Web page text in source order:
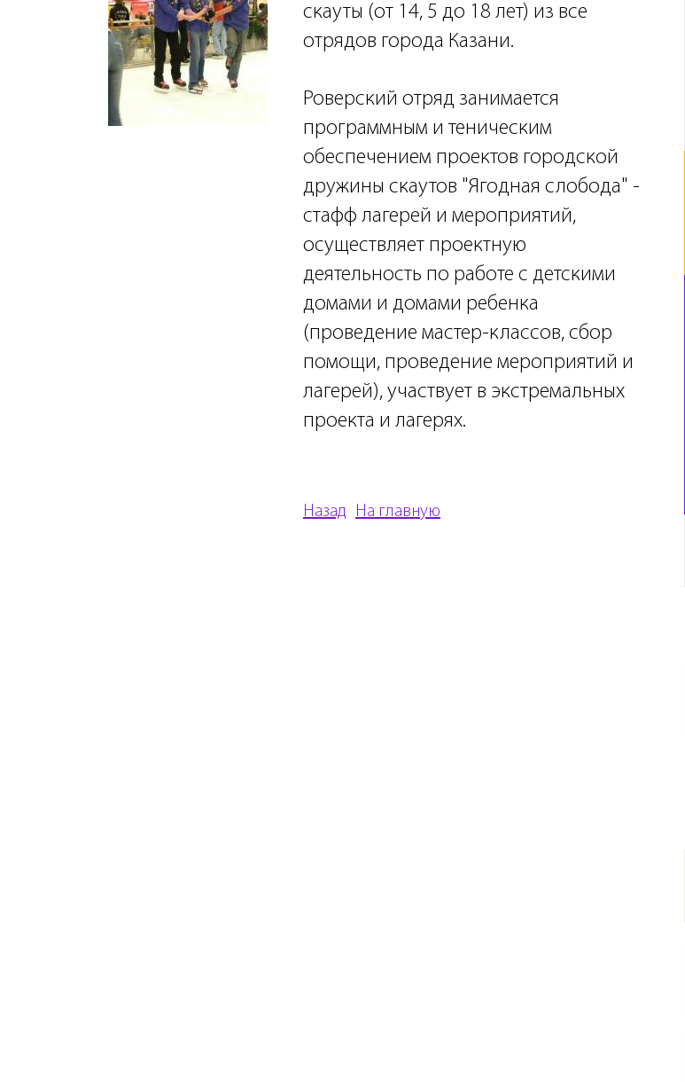
скауты (от 14, 5 до 18 лет) из все
отрядов города Казани.
Роверский отряд занимается
программным и теническим
обеспечением проектов городской
дружины скаутов "Ягодная слобода" -
стафф лагерей и мероприятий,
осуществляет проектную
деятельность по работе с детскими
домами и домами ребенка
(проведение мастер-классов, сбор
помощи, проведение мероприятий и
лагерей), участвует в экстремальных
проекта и лагерях.
Назад На главную